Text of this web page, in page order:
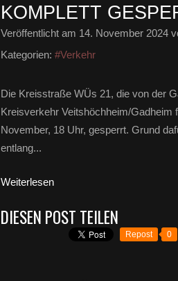
OMPLETT
Veröffentlicht am 14. November 2024
Kategorien: #Verkehr
Die Kreisstraße WÜs 21, die von der
Kreisverkehr Veitshöchheim/Gadheim
November, 18 Uhr, gesperrt. Grund
entlang...
Weiterlesen
DIESEN POST TEILEN
Repost 0